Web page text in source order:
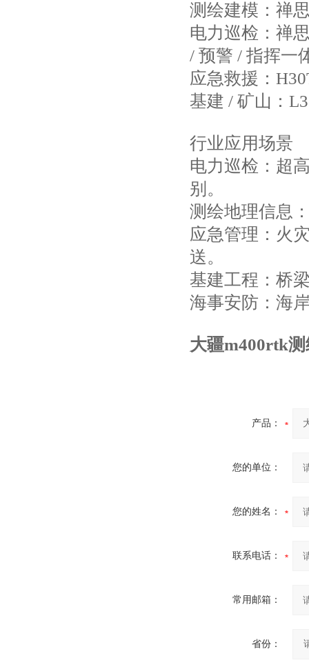
测绘建模：禅
电力巡检：禅
/ 预警 / 指挥一
应急救援：
基建 / 矿山：
行业应用场景
电力巡检：超
别。
测绘地理信息
应急管理：火
送。
基建工程：桥
海事安防：海
大疆m400rtk
产品：
您的单位：
您的姓名：
联系电话：
常用邮箱：
省份：